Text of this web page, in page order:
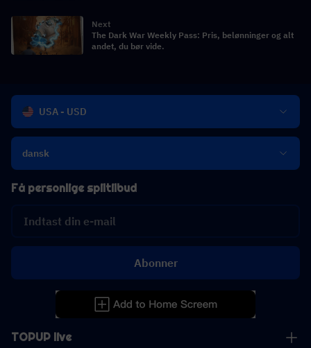
Next
The Dark War Weekly Pass: Pris, belønninger og alt
andet, du bør vide.
USA - USD
dansk
TOPUP live
Få personlige spiltilbud
Abonner